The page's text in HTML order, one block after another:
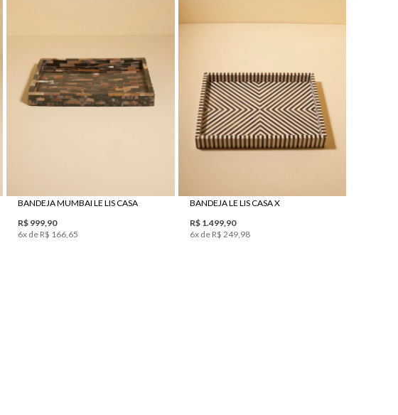
BANDEJA MUMBAI LE LIS CASA
R$ 999, 90
6x de R$ 166, 65
BANDEJA LE LIS CASA X
R$ 1.499, 90
6x de R$ 249, 98